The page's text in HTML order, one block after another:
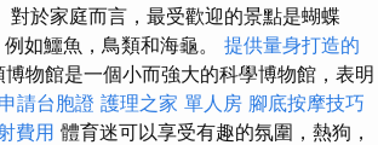
於家庭而言，最受歡迎的景點是蝴蝶
如鱷魚，鳥類和海龜。 提供量身打造的
物館是一個小而強大的科學博物館，表明
請台胞證 護理之家 單人房 腳底按摩技巧
費用 體育迷可以享受有趣的氛圍，熱狗，